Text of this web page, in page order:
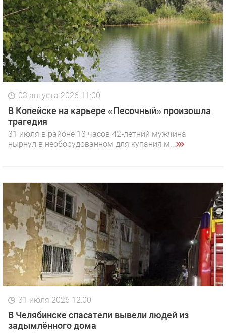
03 августа 2026 11:00
В Копейске на карьере «Песочный» произошла
трагедия
31 июля в районе 13 часов 42‑летний мужчина
нырнул в необорудованном для купания м...
31 июля 2026 12:00
В Челябинске спасатели вывели людей из
задымлённого дома